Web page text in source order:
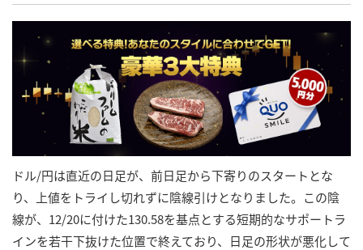
ドル/円は直近の日足が、前日足から下寄りのスタートとな
り、上値をトライし切れずに陰線引けとなりました。この陰
線が、12/20に付けた130.58を基点とする短期的なサポートラ
インを若干下抜けた位置で終えており、日足の形状が悪化して